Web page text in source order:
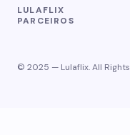
LULAFLIX
PARCEIROS
© 2025 — Lulaflix. All